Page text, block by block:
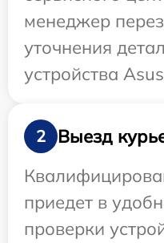
менеджер
уточнения
устройства
2
Выезд
приедет в
проверки